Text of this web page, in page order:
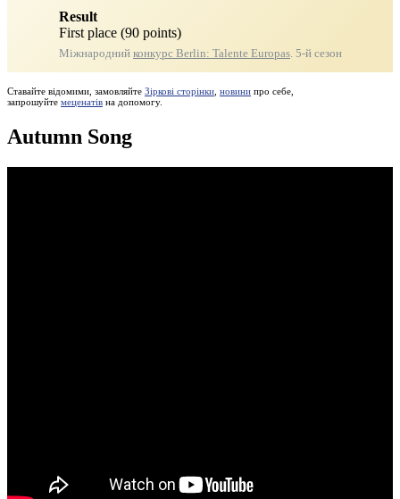
Result
First place (90 points)
Міжнародний конкурс Berlin: Talente Europas . 5-й сезон
Ставайте відомими, замовляйте Зіркові сторінки новини про себе,
запрошуйте меценатів на допомогу.
Autumn Song